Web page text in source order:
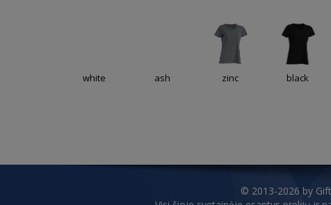
white ash zinc black
© 2013-2026 by